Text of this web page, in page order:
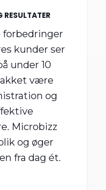
RESULTATER
forbedringer
kunder ser
under 10
være
og
Microbizz
og øger
fra dag ét.